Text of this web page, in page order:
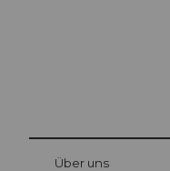
at Bre
Über uns